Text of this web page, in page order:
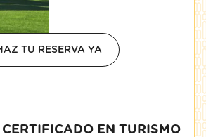
TU RESERVA YA
EN TURISMO